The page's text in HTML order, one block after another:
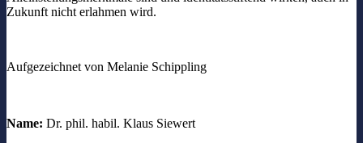
Zukunft nicht erlahmen wird.
Aufgezeichnet von Melanie Schippling
Name: Dr. phil. habil. Klaus Siewert